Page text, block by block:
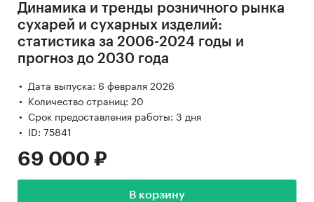
Динамика и тренды розничного рынка
сухарей и сухарных изделий:
статистика за 2006-2024 годы и
прогноз до 2030 года
Дата выпуска: 6 февраля 2026
Количество страниц: 20
Срок предоставления работы: 3 дня
ID: 75841
69 000 ₽
В корзину